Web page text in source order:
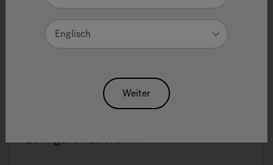
Lounge-Sitzbereich
Englisch
Weiter